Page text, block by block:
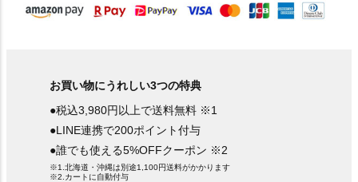
お買い物にうれしい3つの特典
●税込3,980円以上で送料無料 ※1
●LINE連携で200ポイント付与
●誰でも使える5%OFFクーポン ※2
※1.北海道・沖縄は別途1,100円送料がかかります
※2.カートに自動付与